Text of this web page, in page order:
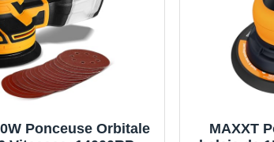
Ponceuse Orbitale
MAXXT